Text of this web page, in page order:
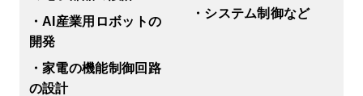
・AI産業⽤ロボットの
開発
・家電の機能制御回路
の設計
・システム制御など